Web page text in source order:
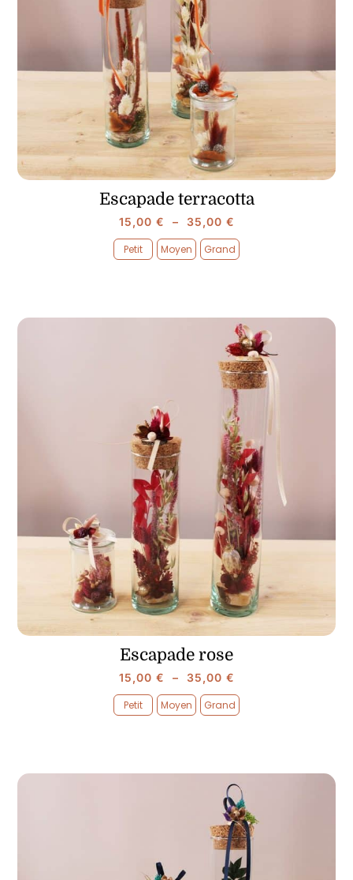
Escapade terracotta
15,00 € – 35,00 €
de
prix :
35,00 €
Petit Moyen Grand
Escapade rose
15,00 € – 35,00 €
de
prix :
35,00 €
Petit Moyen Grand